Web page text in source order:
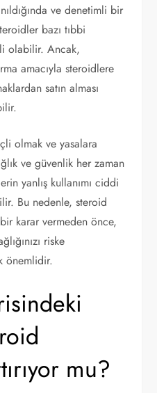
ve denetimli bir
bazı tıbbi
olabilir. Ancak,
amacıyla steroidlere
satın alması
olmak ve yasalara
ve güvenlik her zaman
yanlış kullanımı ciddi
Bu nedenle, steroid
karar vermeden önce,
riske
önemlidir.
mu?